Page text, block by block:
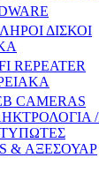
ΔΙΣΚΟΙ
REPEATER
CAMERAS
& ΑΞΕΣΟΥΑΡ